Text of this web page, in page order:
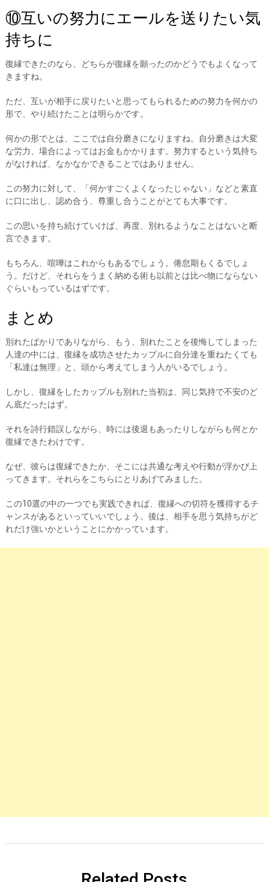
⑩互いの努力にエールを送りたい気
持ちに
復縁できたのなら、どちらが復縁を願ったのかどうでもよくなって
きますね。
ただ、互いが相手に戻りたいと思ってもられるための努力を何かの
形で、やり続けたことは明らかです。
何かの形でとは、ここでは自分磨きになりますね。自分磨きは大変
な労力、場合によってはお金もかかります。努力するという気持ち
がなければ、なかなかできることではありません。
この努力に対して、「何かすごくよくなったじゃない」などと素直
に口に出し、認め合う、尊重し合うことがとても大事です。
この思いを持ち続けていけば、再度、別れるようなことはないと断
言できます。
もちろん、喧嘩はこれからもあるでしょう。倦怠期もくるでしょ
う。だけど、それらをうまく納める術も以前とは比べ物にならない
ぐらいもっているはずです。
まとめ
別れたばかりでありながら、もう、別れたことを後悔してしまった
人達の中には、復縁を成功させたカップルに自分達を重ねたくても
「私達は無理」と、頭から考えてしまう人がいるでしょう。
しかし、復縁をしたカップルも別れた当初は、同じ気持で不安のど
ん底だったはず。
それを詩行錯誤しながら、時には後退もあったりしながらも何とか
復縁できたわけです。
なぜ、彼らは復縁できたか、そこには共通な考えや行動が浮かび上
ってきます。それらをこちらにとりあげてみました。
この10選の中の一つでも実践できれば、復縁への切符を獲得するチ
ャンスがあるといっていいでしょう。後は、相手を思う気持ちがど
れだけ強いかということにかかっています。